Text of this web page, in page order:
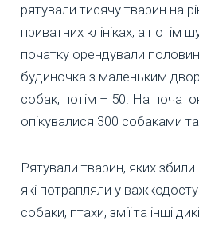
рятували тисячу тварин на
приватних клініках, а потім
початку орендували
будиночка з маленьким
собак, потім – 50. На
опікувалися 300 собаками
Рятували тварин, яких збили
які потрапляли у
собаки, птахи, змії та інші